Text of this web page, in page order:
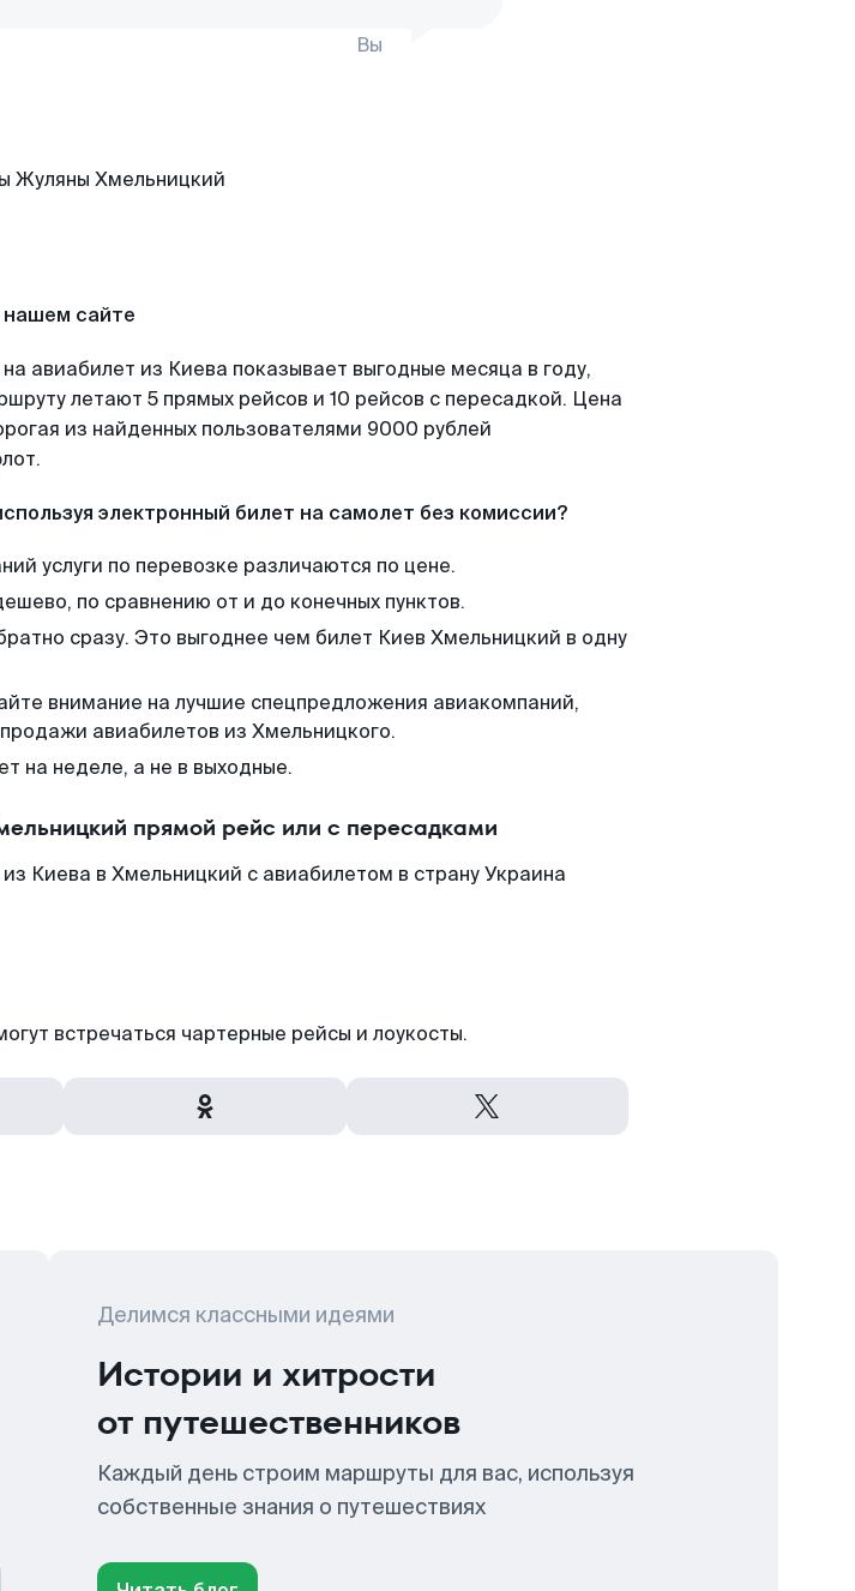
Вы
нашем сайте
авиабилет из Киева показывает выгодные месяца в году,
летают 5 прямых рейсов и 10 рейсов с пересадкой. Цена
из найденных пользователями 9000 рублей
электронный билет на самолет без комиссии?
услуги по перевозке различаются по цене.
по сравнению от и до конечных пунктов.
сразу. Это выгоднее чем билет Киев Хмельницкий в одну
внимание на лучшие спецпредложения авиакомпаний,
авиабилетов из Хмельницкого.
на неделе, а не в выходные.
прямой рейс или с пересадками
Киева в Хмельницкий с авиабилетом в страну Украина
встречаться чартерные рейсы и лоукосты.
Делимся классными идеями
Истории и хитрости
от путешественников
Каждый день строим маршруты для вас, используя
собственные знания о путешествиях